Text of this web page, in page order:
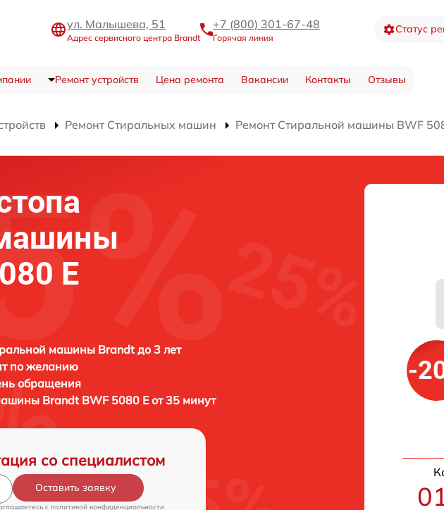
ул. Малышева, 51
Адрес сервисного центра Brandt
+7 (800) 301-67-48
Горячая линия
Статус
Ремонт устройств Цена ремонта Вакансии Контакты Отзывы
Ремонт Стиральных машин Ремонт Стиральной машины BWF
E
машины Brandt до 3 лет
по желанию
обращения
Brandt BWF 5080 E от 35 минут
со специалистом
Оставить заявку
c политикой конфиденциальности
-